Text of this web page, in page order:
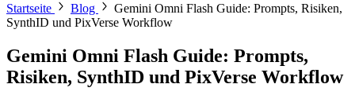
Startseite Blog
Gemini Omni Flash Guide: Prompts, Risiken,
SynthID und PixVerse Workflow
Gemini Omni Flash Guide: Prompts,
Risiken, SynthID und PixVerse Workflow